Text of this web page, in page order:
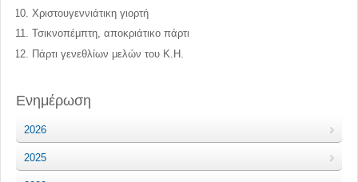
Χριστουγεννιάτικη γιορτή
Τσικνοπέμπτη, αποκριάτικο πάρτι
Πάρτι γενεθλίων μελών του Κ.Η.
Ενημέρωση
2026
2025